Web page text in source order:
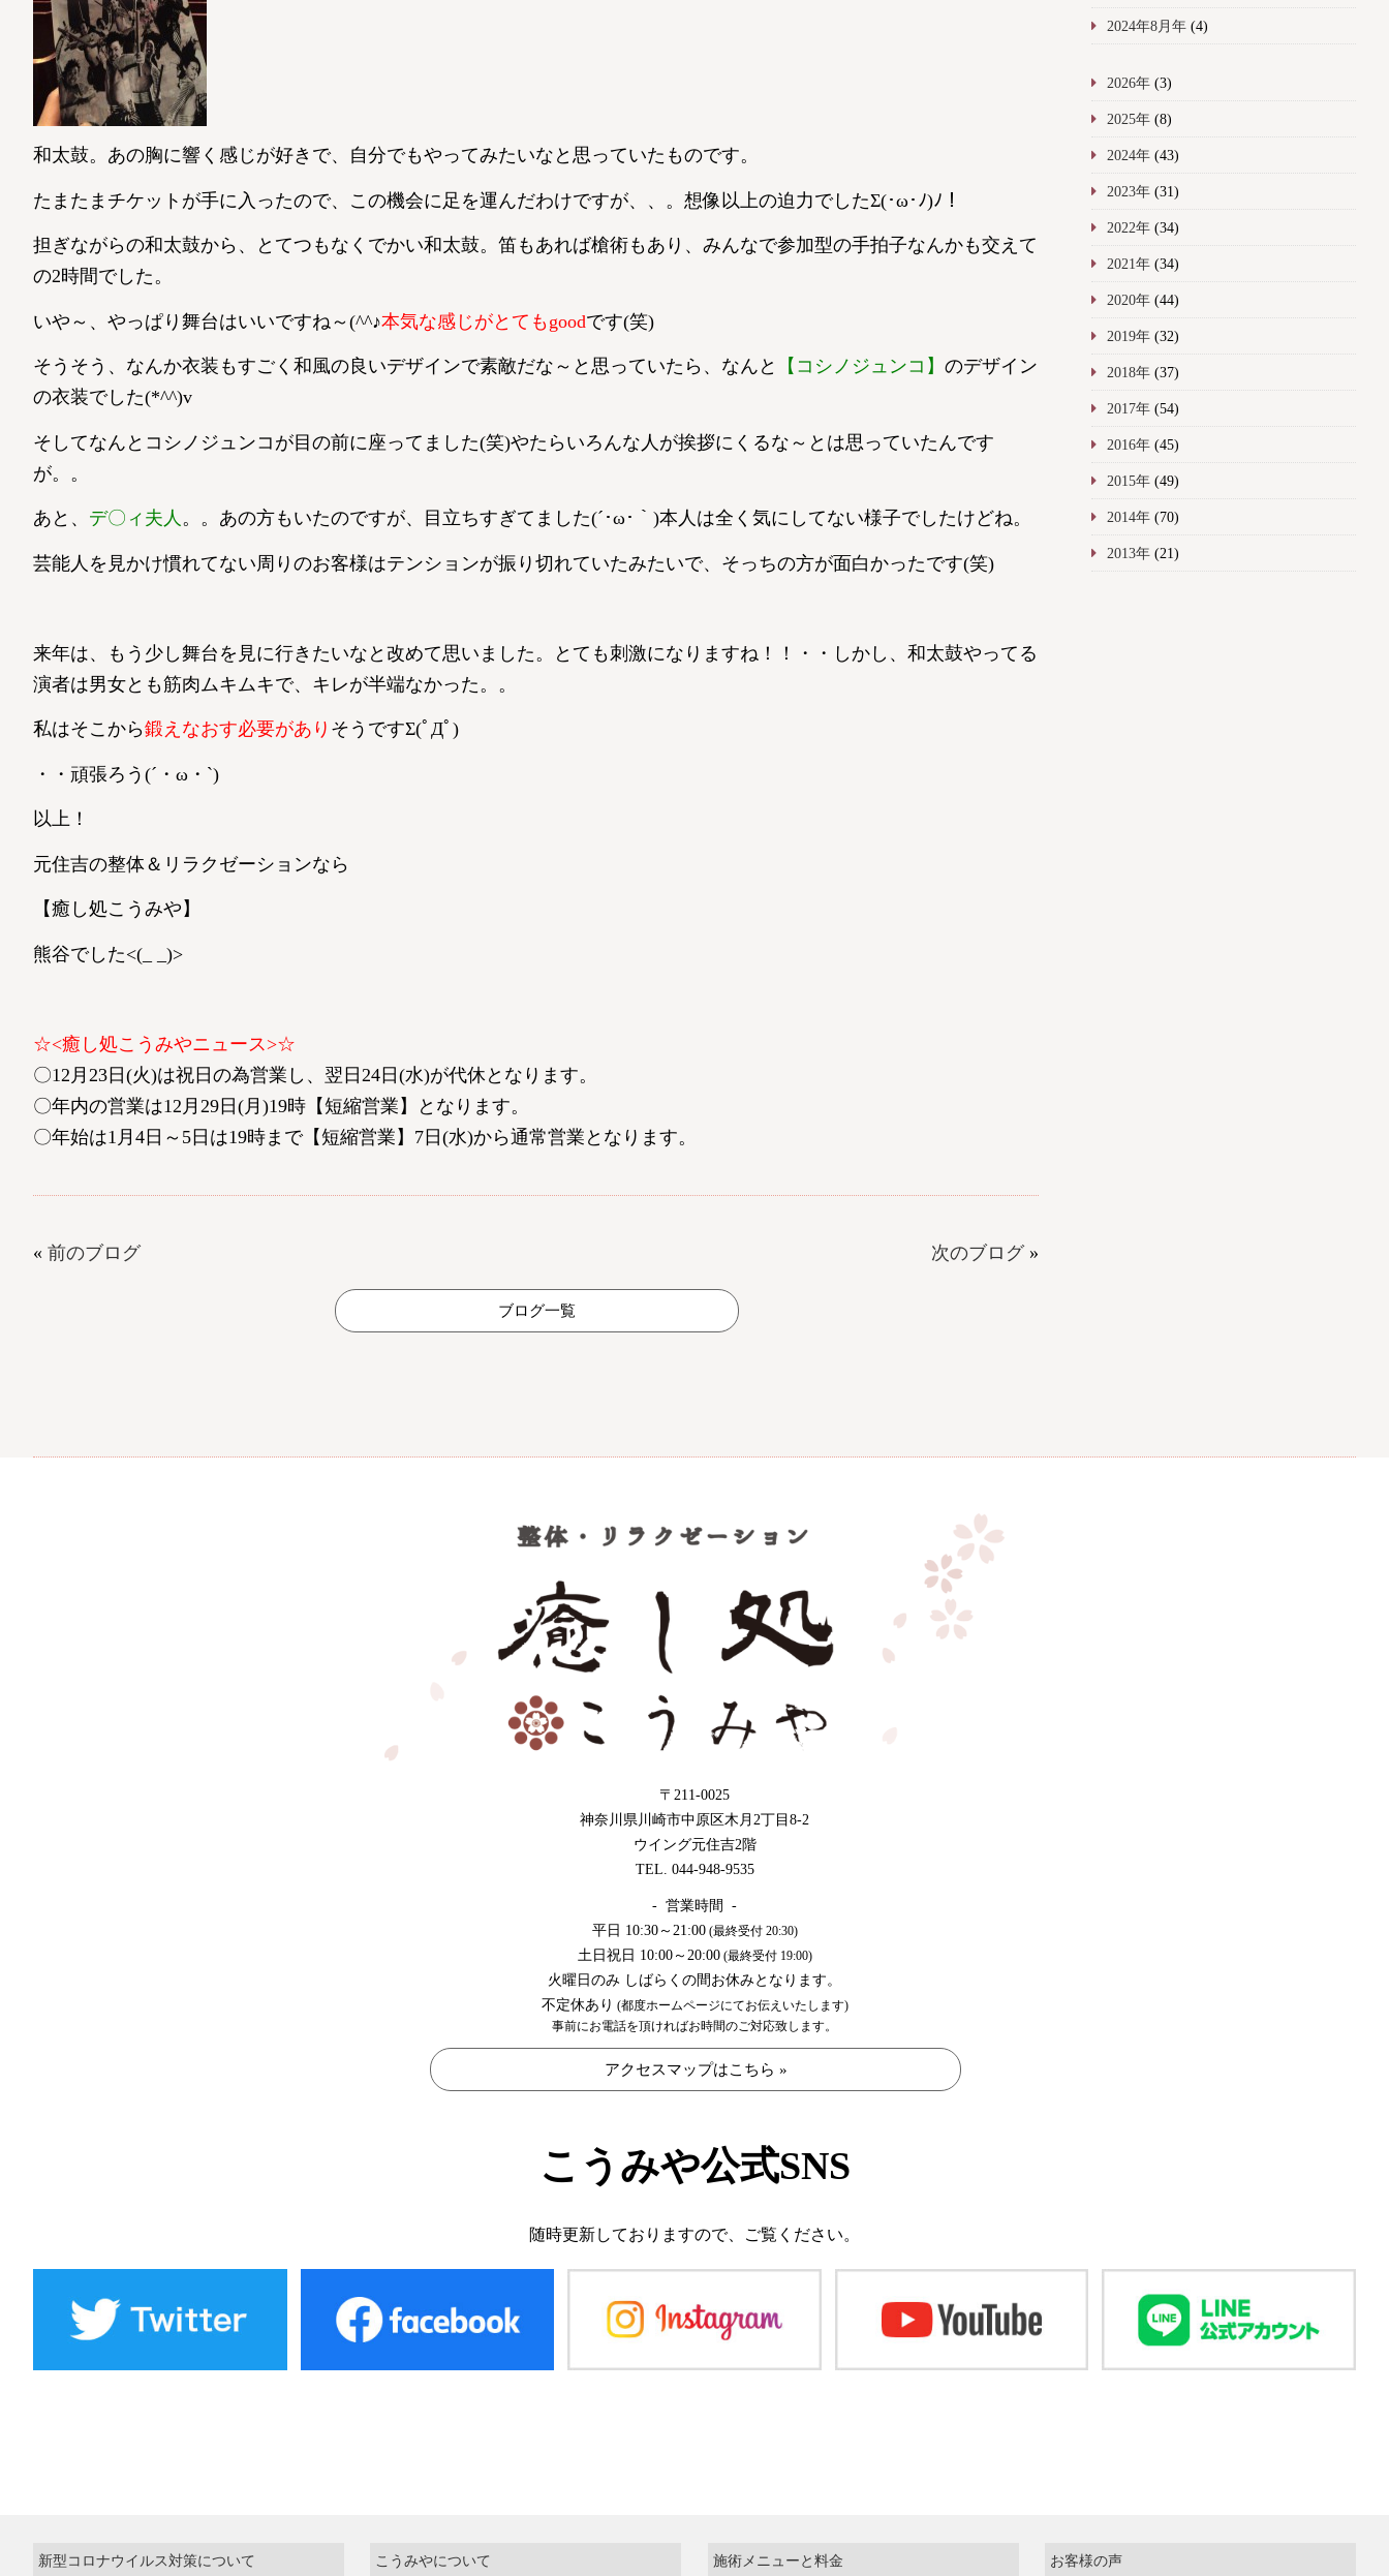
和太鼓。あの胸に響く感じが好きで、自分でもやってみたいなと思っていたものです。
たまたまチケットが手に入ったので、この機会に足を運んだわけですが、、。想像以上の迫力でしたΣ(･ω･ﾉ)ﾉ！
担ぎながらの和太鼓から、とてつもなくでかい和太鼓。笛もあれば槍術もあり、みんなで参加型の手拍子なんかも交えて
の2時間でした。
いや～、やっぱり舞台はいいですね～(^^♪本気な感じがとてもgoodです(笑)
そうそう、なんか衣装もすごく和風の良いデザインで素敵だな～と思っていたら、なんと 【コシノジュンコ】 のデザイン
の衣装でした(*^^)v
そしてなんとコシノジュンコが目の前に座ってました(笑)やたらいろんな人が挨拶にくるな～とは思っていたんです
が。。
あと、 デ〇ィ夫人 。。あの方もいたのですが、目立ちすぎてました(´･ω･｀)本人は全く気にしてない様子でしたけどね。
芸能人を見かけ慣れてない周りのお客様はテンションが振り切れていたみたいで、そっちの方が面白かったです(笑)
来年は、もう少し舞台を見に行きたいなと改めて思いました。とても刺激になりますね！！・・しかし、和太鼓やってる
演者は男女とも筋肉ムキムキで、キレが半端なかった。。
私はそこから鍛えなおす必要があり そうですΣ(ﾟДﾟ)
・・頑張ろう(´・ω・`)
以上！
元住吉の整体＆リラクゼーションなら
【癒し処こうみや】
熊谷でした<(_ _)>
☆<癒し処こうみやニュース>☆
〇12月23日(火)は祝日の為営業し、翌日24日(水)が代休となります。
〇年内の営業は12月29日(月)19時【短縮営業】となります。
〇年始は1月4日～5日は19時まで【短縮営業】7日(水)から通常営業となります。
« 前のブログ 次のブログ»
ブログ一覧
2024年8月年(4)
2026年(3)
2025年(8)
2024年(43)
2023年(31)
2022年(34)
2021年(34)
2020年(44)
2019年(32)
2018年(37)
2017年(54)
2016年(45)
2015年(49)
2014年(70)
2013年(21)
〒211-0025
神奈川県川崎市中原区木月2丁目8-2
ウイング元住吉2階
TEL. 044-948-9535
- 営業時間 -
平日 10:30～21:00(最終受付 20:30)
土日祝日 10:00～20:00(最終受付 19:00)
火曜日のみ しばらくの間お休みとなります。
不定休あり (都度ホームページにてお伝えいたします)
事前にお電話を頂ければお時間のご対応致します。
アクセスマップはこちら »
こうみや公式SNS
随時更新しておりますので、 ご覧ください。
新型コロナウイルス対策について こうみやについて 施術メニューと料金 お客様の声